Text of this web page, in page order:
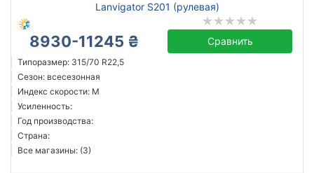
Lanvigator S201 (рулевая)
8930-11245 ₴ Сравнить
Типоразмер: 315/70 R22,5
Сезон: всесезонная
Индекс скорости: M
Усиленность:
Год производства:
Страна:
Все магазины: (3)